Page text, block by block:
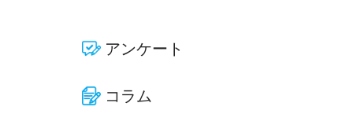
アンケート
コラム